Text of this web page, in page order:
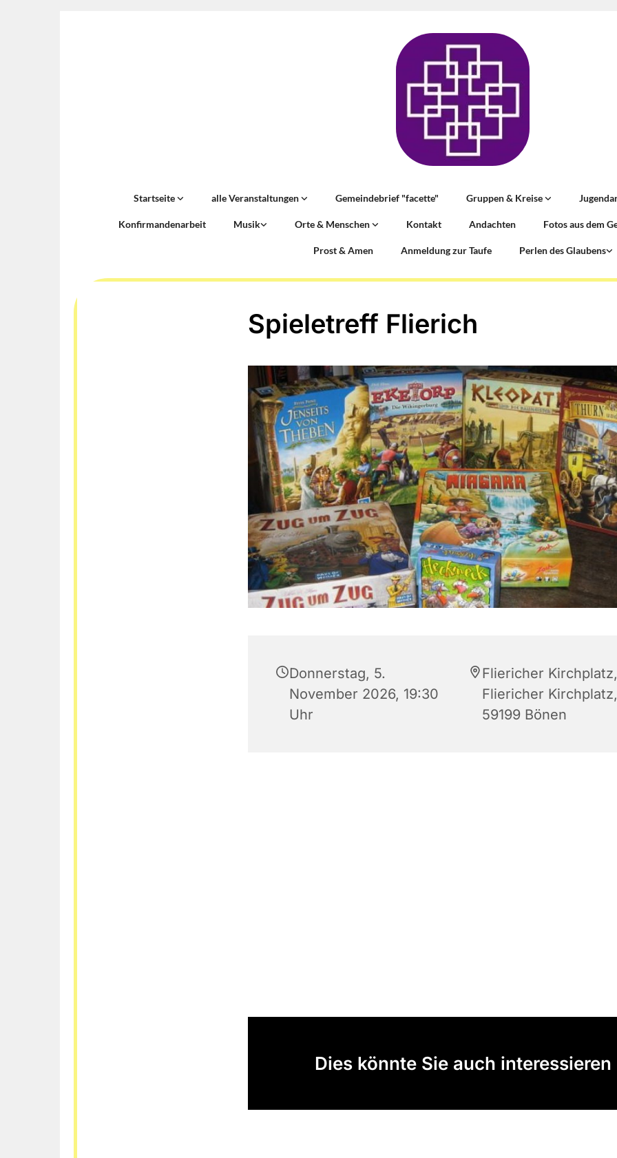
Startseite alle Veranstaltungen Gemeindebrief "facette" Gruppen & Kreise
Konfirmandenarbeit Musik Orte & Menschen Kontakt Andachten Fotos aus dem
Prost & Amen Anmeldung zur Taufe Perlen des Glaubens
Spieletreff Flierich
Donnerstag, 5.
November 2026, 19:30
Uhr
Fliericher Kirchplatz,
Fliericher Kirchplatz,
59199 Bönen
Dies könnte Sie auch interessieren